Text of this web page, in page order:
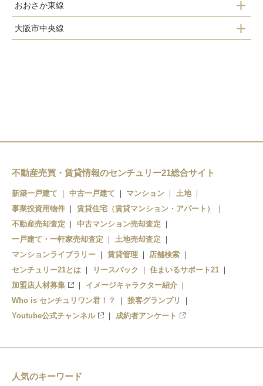
河内小阪駅
額田駅
石切駅
荒本駅
吉田駅
鴻池新田駅
徳庵駅
おおさか東線
高井田中央駅
大阪市中央線
不動産売買・賃貸情報のセンチュリー21総合サイト
新築一戸建て 中古一戸建て マンション
土地
事業投資用物件
賃貸住宅（賃貸マンション・アパート）
不動産売却査定
中古マンション売却査定
一戸建て・一軒家売却査定
土地売却査定
マンションライブラリー
賃貸管理
店舗検索
センチュリー21とは
リースバック
住まいるサポート21
加盟店人材募集
イメージキャラクター紹介
Who is センチュリワン君！？
接客グランプリ
Youtube公式チャンネル
成約者アンケート
人気のキーワード